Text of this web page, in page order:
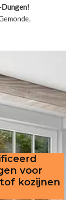
voor
kozijnen